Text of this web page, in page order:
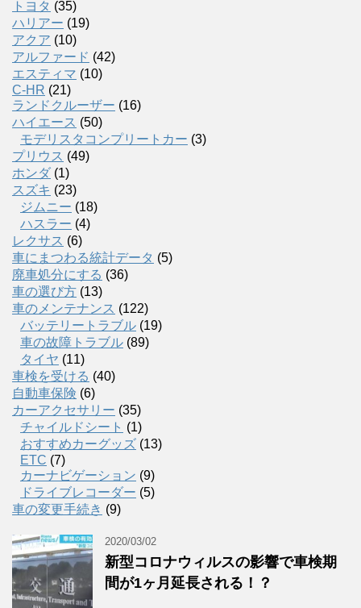
トヨタ (35)
ハリアー (19)
アクア (10)
アルファード (42)
エスティマ (10)
C-HR (21)
ランドクルーザー (16)
ハイエース (50)
モデリスタコンプリートカー (3)
プリウス (49)
ホンダ (1)
スズキ (23)
ジムニー (18)
ハスラー (4)
レクサス (6)
車にまつわる統計データ (5)
廃車処分にする (36)
車の選び方 (13)
車のメンテナンス (122)
バッテリートラブル (19)
車の故障トラブル (89)
タイヤ (11)
車検を受ける (40)
自動車保険 (6)
カーアクセサリー (35)
チャイルドシート (1)
おすすめカーグッズ (13)
ETC (7)
カーナビゲーション (9)
ドライブレコーダー (5)
車の変更手続き (9)
2020/03/02
新型コロナウィルスの影響で車検期
間が1ヶ月延長される！？